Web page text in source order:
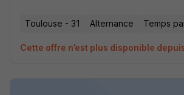
Toulouse - 31 Alternance Temps
Cette offre n’est plus disponible